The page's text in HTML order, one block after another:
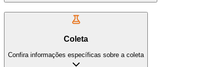
Coleta
Confira informações específicas sobre a coleta